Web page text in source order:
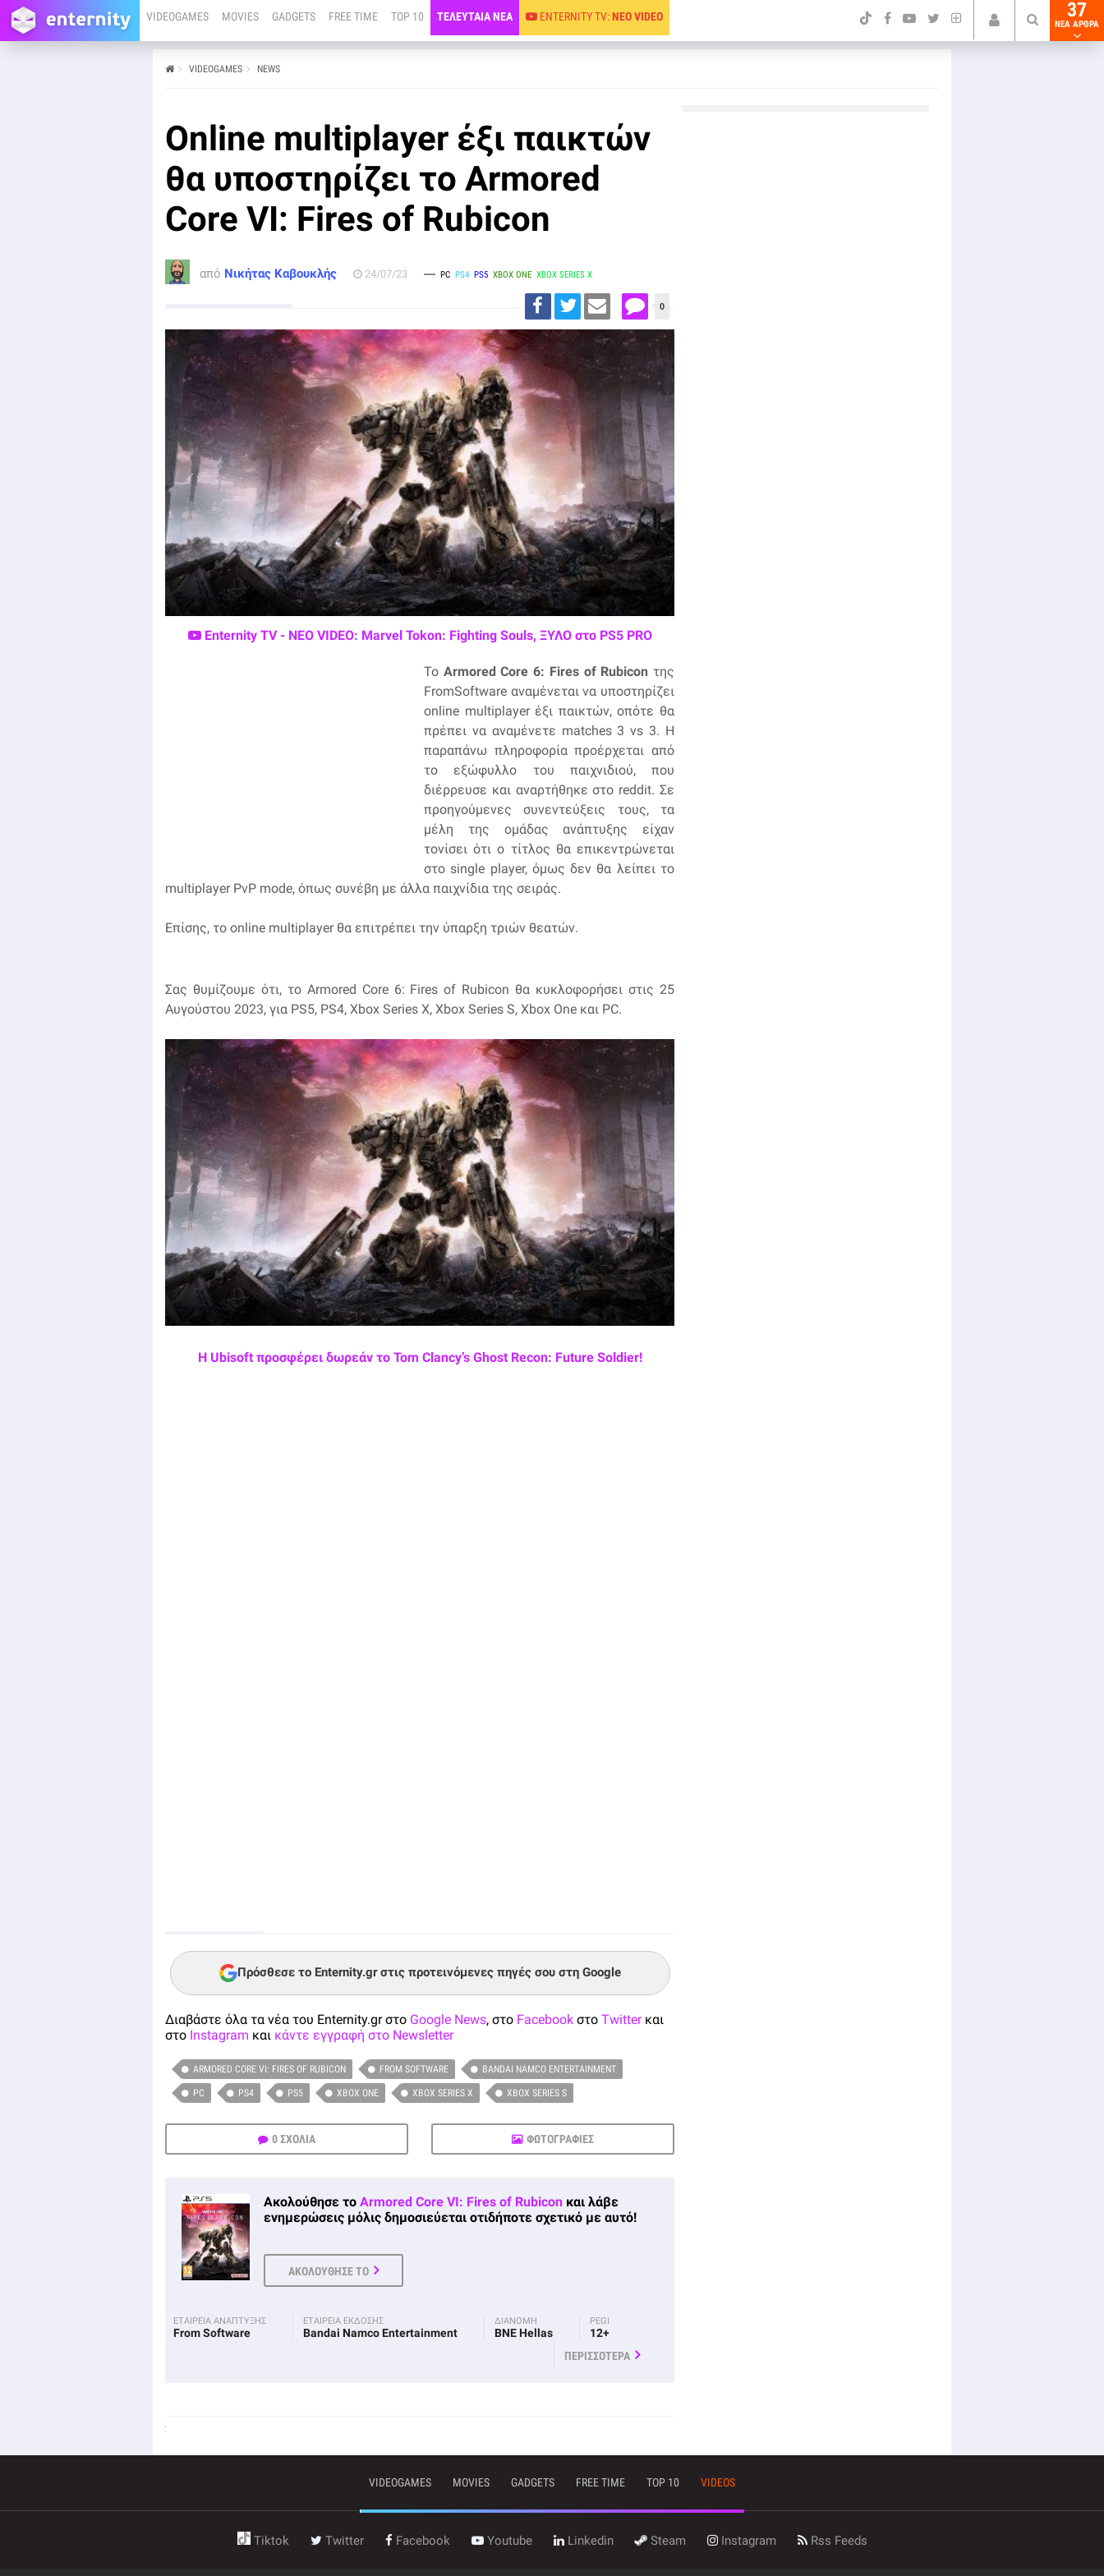
VIDEOGAMES MOVIES GADGETS FREE TIME TOP 10 ΤΕΛΕΥΤΑΙΑ ΝΕΑ ENTERNITY TV:ΝΕΟ VIDEO 37
NEA ΑΡΘΡΑ
VIDEOGAMES NEWS
Online multiplayer έξι παικτών
θα υποστηρίζει το Armored
Core VI: Fires of Rubicon
από Νικήτας Καβουκλής 24/07/23 PC PS4 PS5 XBOX ONE XBOX SERIES X
0
Enternity TV - ΝΕΟ VIDEO: Marvel Tokon: Fighting Souls, ΞΥΛΟ στο PS5 PRO
Το Armored Core 6: Fires of Rubicon της
FromSoftware αναμένεται να υποστηρίζει
online multiplayer έξι παικτών, οπότε θα
πρέπει να αναμένετε matches 3 vs 3. Η
παραπάνω πληροφορία προέρχεται από
το εξώφυλλο του παιχνιδιού, που
διέρρευσε και αναρτήθηκε στο reddit. Σε
προηγούμενες συνεντεύξεις τους, τα
μέλη της ομάδας ανάπτυξης είχαν
τονίσει ότι ο τίτλος θα επικεντρώνεται
στο single player, όμως δεν θα λείπει το
multiplayer PvP mode, όπως συνέβη με άλλα παιχνίδια της σειράς.
Επίσης, το online multiplayer θα επιτρέπει την ύπαρξη τριών θεατών.
Σας θυμίζουμε ότι, το Armored Core 6: Fires of Rubicon θα κυκλοφορήσει στις 25
Αυγούστου 2023, για PS5, PS4, Xbox Series X, Xbox Series S, Xbox One και PC.
Η Ubisoft προσφέρει δωρεάν το Tom Clancy’s Ghost Recon: Future Soldier!
Πρόσθεσε το Enternity.gr στις προτεινόμενες πηγές σου στη Google
Διαβάστε όλα τα νέα του Enternity.gr στο Google News, στο Facebook στο Twitterκαι
στο Instagram και κάντε εγγραφή στο Newsletter
ARMORED CORE VI: FIRES OF RUBICON FROM SOFTWARE BANDAI NAMCO ENTERTAINMENT
PC PS4 PS5 XBOX ONE XBOX SERIES X XBOX SERIES S
0 ΣΧΟΛΙΑ ΦΩΤΟΓΡΑΦΙΕΣ
Ακολούθησε το Armored Core VI: Fires of Rubicon και λάβε
ενημερώσεις μόλις δημοσιεύεται οτιδήποτε σχετικό με αυτό!
ΑΚΟΛΟΥΘΗΣΕ ΤΟ
ΕΤΑΙΡΕΙΑ ΑΝΑΠΤΥΞΗΣ
From Software
ΕΤΑΙΡΕΙΑ ΕΚΔΟΣΗΣ
Bandai Namco Entertainment
ΔΙΑΝΟΜΗ
BNE Hellas
PEGI
12+
ΠΕΡΙΣΣΟΤΕΡΑ
Νικήτας Καβουκλής
Το Armored Core 6: Fires of Rubicon της FromSoftware
αναμένεται να υποστηρίζει online multiplayer έξι
VIDEOGAMES MOVIES GADGETS FREE TIME TOP 10 VIDEOS
Tiktok Twitter Facebook Youtube Linkedin Steam Instagram Rss Feeds